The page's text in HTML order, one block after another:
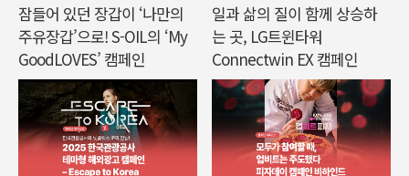
잠들어 있던 장갑이 ‘나만의
주유장갑’으로! S-OIL의 ‘My
GoodLOVES’ 캠페인
일과 삶의 질이 함께 상승하
는 곳, LG트윈타워
Connectwin EX 캠페인